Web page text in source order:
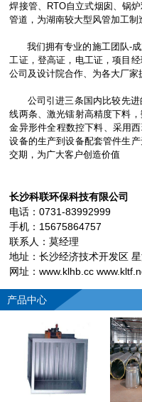
焊接管、RTO自立式烟囱、锅
管道，为湖南较大型风管加工制
我们拥有专业的施工团队-成
工证，登高证，电工证，项目
公司及设计院合作、为各大厂家
公司引进三条国内比较先进
线两条、激光镭射高精度下料
金异形件全程数控下料、采用
设备的生产到设备配套管件生
交期，为广大客户创造价值
长沙科联环保科技有限公司
电话：0731-83992999
手机：15675864757
联系人：莫经理
地址：长沙经济技术开发区
网址：www.klhb.cc
产品中心